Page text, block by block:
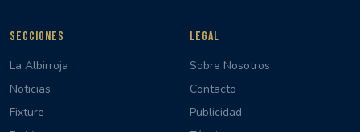
SECCIONES
La Albirroja
Noticias
Fixture
LEGAL
Sobre Nosotros
Contacto
Publicidad